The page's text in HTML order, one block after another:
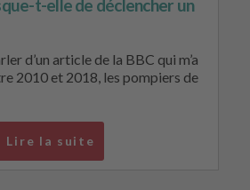
t-elle de déclencher un
d’un article de la BBC qui m’a
2010 et 2018, les pompiers de
Lire la suite